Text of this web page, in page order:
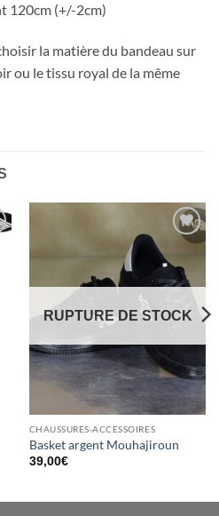
120cm (+/-2cm)
la matière du bandeau sur
ou le tissu royal de la même
Ajouter
à la liste
d’envies
RUPTURE DE STOCK
CHAUSSURES-ACCESSOIRES
Basket argent Mouhajiroun
39,00€